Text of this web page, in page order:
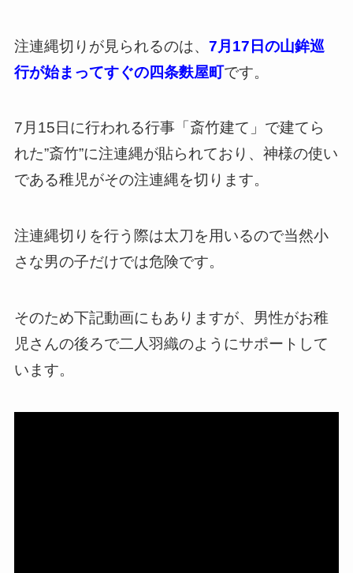
注連縄切りが見られるのは、 7月17日の山鉾巡
行が始まってすぐの四条麩屋町です。
7月15日に行われる行事「斎竹建て」で建てら
れた”斎竹”に注連縄が貼られており、神様の使い
である稚児がその注連縄を切ります。
注連縄切りを行う際は太刀を用いるので当然小
さな男の子だけでは危険です。
そのため下記動画にもありますが、男性がお稚
児さんの後ろで二人羽織のようにサポートして
います。